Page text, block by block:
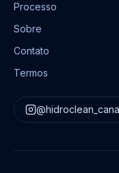
Processo
Sobre
Contato
Termos